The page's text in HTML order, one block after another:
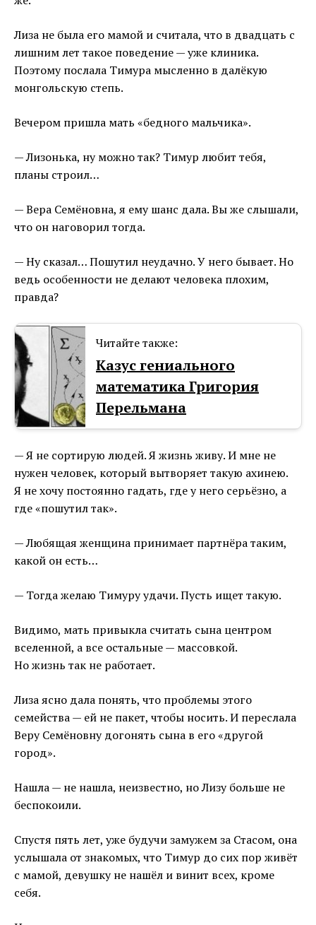
Лиза не была его мамой и считала, что в двадцать с
лишним лет такое поведение — уже клиника.
Поэтому послала Тимура мысленно в далёкую
монгольскую степь.
Вечером пришла мать «бедного мальчика».
— Лизонька, ну можно так? Тимур любит тебя,
планы строил…
— Вера Семёновна, я ему шанс дала. Вы же слышали,
что он наговорил тогда.
— Ну сказал… Пошутил неудачно. У него бывает. Но
ведь особенности не делают человека плохим,
правда?
Читайте также:
Казус гениального
математика Григория
Перельмана
— Я не сортирую людей. Я жизнь живу. И мне не
нужен человек, который вытворяет такую ахинею.
Я не хочу постоянно гадать, где у него серьёзно, а
где «пошутил так».
— Любящая женщина принимает партнёра таким,
какой он есть…
— Тогда желаю Тимуру удачи. Пусть ищет такую.
Видимо, мать привыкла считать сына центром
вселенной, а все остальные — массовкой.
Но жизнь так не работает.
Лиза ясно дала понять, что проблемы этого
семейства — ей не пакет, чтобы носить. И переслала
Веру Семёновну догонять сына в его «другой
город».
Нашла — не нашла, неизвестно, но Лизу больше не
беспокоили.
Спустя пять лет, уже будучи замужем за Стасом, она
услышала от знакомых, что Тимур до сих пор живёт
с мамой, девушку не нашёл и винит всех, кроме
себя.